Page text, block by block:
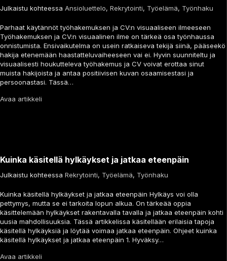
Julkaistu kohteessa Ansioluettelo, Rekrytointi, Työelämä, Työnhaku
Parhaat käytännöt työhakemuksen ja CV:n visuaaliseen ilmeeseen
Työhakemuksen ja CV:n visuaalinen ilme on tärkeä osa työnhaussa
onnistumista. Ensivaikutelma on usein ratkaiseva tekijä siinä, pääseekö
hakija etenemään haastatteluvaiheeseen vai ei. Hyvin suunniteltu ja
visuaalisesti houkutteleva työhakemus ja CV voivat erottaa sinut
muista hakijoista ja antaa positiivisen kuvan osaamisestasi ja
persoonastasi. Tässä…
Avaa artikkeli
Kuinka käsitellä hylkäykset ja jatkaa eteenpäin
Julkaistu kohteessa Rekrytointi, Työelämä, Työnhaku
Kuinka käsitellä hylkäykset ja jatkaa eteenpäin Hylkäys voi olla
pettymys, mutta se ei tarkoita lopun alkua. On tärkeää oppia
käsittelemään hylkäykset rakentavalla tavalla ja jatkaa eteenpäin kohti
uusia mahdollisuuksia. Tässä artikkelissa käsitellään erilaisia tapoja
käsitellä hylkäyksiä ja löytää voimaa jatkaa eteenpäin. Ohjeet kuinka
käsitellä hylkäykset ja jatkaa eteenpäin 1. Hyväksy…
Avaa artikkeli